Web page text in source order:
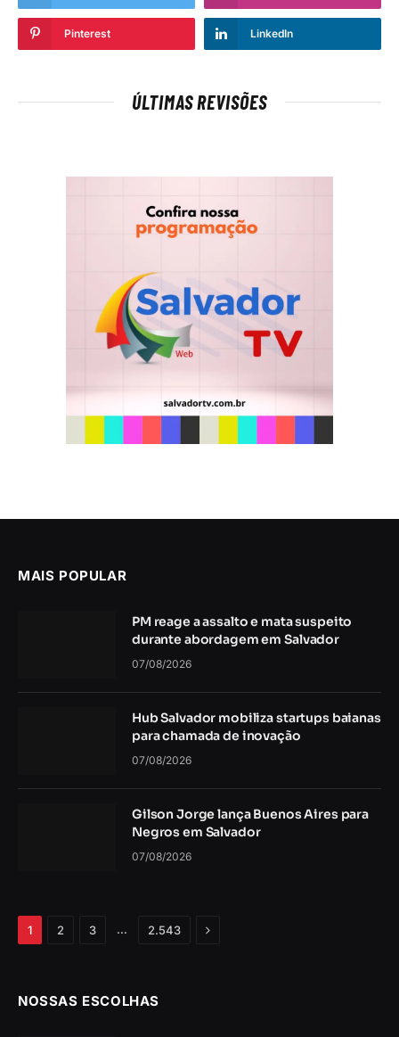
Pinterest LinkedIn
ÚLTIMAS REVISÕES
MAIS POPULAR
PM reage a assalto e mata suspeito
durante abordagem em Salvador
07/08/2026
Hub Salvador mobiliza startups baianas
para chamada de inovação
07/08/2026
Gilson Jorge lança Buenos Aires para
Negros em Salvador
07/08/2026
1 2 3 … 2.543 Próximo
NOSSAS ESCOLHAS